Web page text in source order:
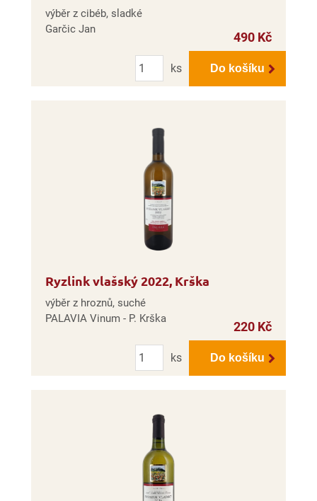
výběr z cibéb, sladké
Garčic Jan
490 Kč
Počet
ks
Do košíku
Ryzlink vlašský 2022, Krška
výběr z hroznů, suché
PALAVIA Vinum - P. Krška
220 Kč
Počet
ks
Do košíku